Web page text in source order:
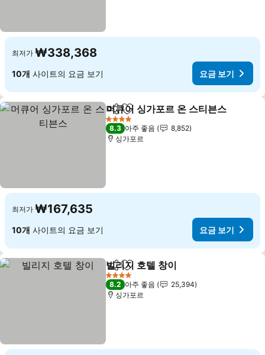
최저가 ₩338,368
10개 사이트의 요금 보기 요금 보기
공유 즐겨찾기에 추가
머큐어 싱가포르 온 스티븐스
4 성급
8.3 아주 좋음
8,852
싱가포르
최저가 ₩167,635
10개 사이트의 요금 보기 요금 보기
공유 즐겨찾기에 추가
빌리지 호텔 창이
4 성급
8.2 아주 좋음
25,394
싱가포르